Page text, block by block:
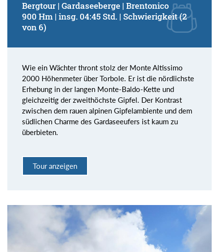
Bergtour | Gardaseeberge | Brentonico
900 Hm | insg. 04:45 Std. | Schwierigkeit (2
von 6)
Wie ein Wächter thront stolz der Monte Altissimo
2000 Höhenmeter über Torbole. Er ist die nördlichste
Erhebung in der langen Monte-Baldo-Kette und
gleichzeitig der zweithöchste Gipfel. Der Kontrast
zwischen dem rauen alpinen Gipfelambiente und dem
südlichen Charme des Gardaseeufers ist kaum zu
überbieten.
Tour anzeigen